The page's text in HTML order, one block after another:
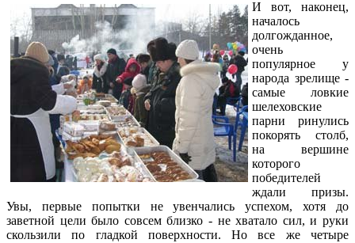
И вот, наконец,
началось
долгожданное,
очень
популярное у
народа зрелище -
самые ловкие
шелеховские
парни ринулись
покорять столб,
на вершине
которого
победителей
ждали призы.
Увы, первые попытки не увенчались успехом, хотя до
заветной цели было совсем близко - не хватало сил, и руки
скользили по гладкой поверхности. Но все же четыре